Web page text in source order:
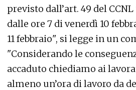
previsto dall’art. 49 del
dalle ore 7 di venerdì 10
11 febbraio", si legge in un
"Considerando le
accaduto chiediamo ai
almeno un’ora di lavoro da